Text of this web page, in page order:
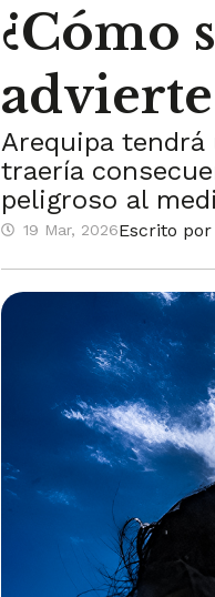
¿Cómo
Arequipa
traería
peligroso al
19 Mar, 2026Escrito por